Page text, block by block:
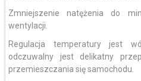
Zmniejszenie natężenia do
wentylacji.
Regulacja temperatury jest
odczuwalny jest delikatny
przemieszczania się samochodu.